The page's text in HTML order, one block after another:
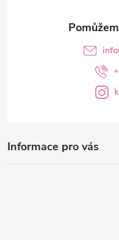
Informace pro vás
info